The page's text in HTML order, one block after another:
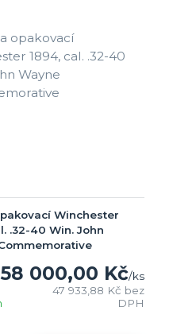
Winchester
.32-40 Win. John
58 000,00 Kč/ks
47 933,88 Kč bez
DPH